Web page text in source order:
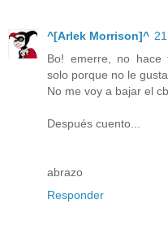
^[Arlek Morrison]^
Bo! emerre, no hace
solo porque no le gusta
No me voy a bajar el
Después cuento...
abrazo
Responder